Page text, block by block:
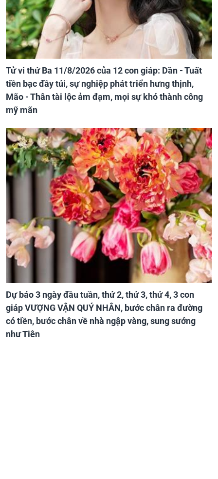
Tử vi thứ Ba 11/8/2026 của 12 con giáp: Dần - Tuất
tiền bạc đầy túi, sự nghiệp phát triển hưng thịnh,
Mão - Thân tài lộc ảm đạm, mọi sự khó thành công
mỹ mãn
Dự báo 3 ngày đầu tuần, thứ 2, thứ 3, thứ 4, 3 con
giáp VƯỢNG VẬN QUÝ NHÂN, bước chân ra đường
có tiền, bước chân về nhà ngập vàng, sung sướng
như Tiên